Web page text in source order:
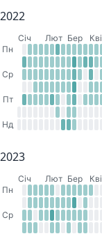
2022
Cіч Лют Бер Кві
Пн
Ср
Пт
Нд
2023
Cіч Лют Бер Кві
Пн
Ср